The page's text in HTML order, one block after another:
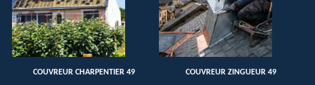
COUVREUR CHARPENTIER 49 COUVREUR ZINGUEUR 49